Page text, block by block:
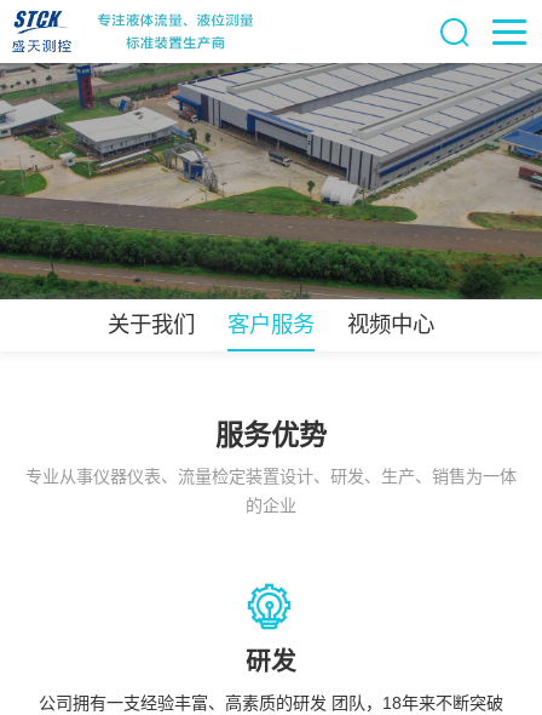
关于我们 客户服务 视频中心
服务优势
专业从事仪器仪表、流量检定装置设计、研发、生产、销售为一体
的企业
研发
公司拥有一支经验丰富、高素质的研发 团队，18年来不断突破